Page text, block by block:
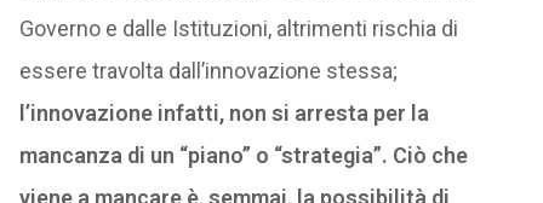
Governo e dalle Istituzioni, altrimenti rischia di
essere travolta dall’innovazione stessa;
l’innovazione infatti, non si arresta per la
mancanza di un “piano” o “strategia”. Ciò che
viene a mancare è, semmai, la possibilità di